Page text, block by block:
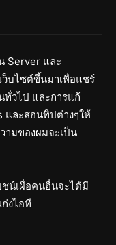
Server และ
บไซต์ขึ้นมาเพื่อแชร์
ทั่วไป และการแก้
และสอนทิปต่างๆให้
ามของผมจะเป็น
น์เผื่อคนอื่นจะได้มี
งไอที